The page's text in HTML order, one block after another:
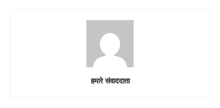
हमारे संवाददाता